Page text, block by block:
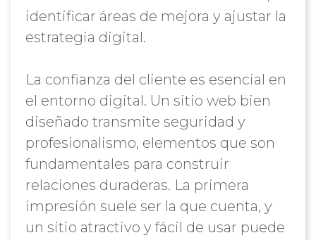
identificar áreas de mejora y ajustar la
estrategia digital.
La confianza del cliente es esencial en
el entorno digital. Un sitio web bien
diseñado transmite seguridad y
profesionalismo, elementos que son
fundamentales para construir
relaciones duraderas. La primera
impresión suele ser la que cuenta, y
un sitio atractivo y fácil de usar puede